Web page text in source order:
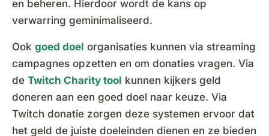
en beheren. Hierdoor wordt de kans op
verwarring geminimaliseerd.
Ook goed doel organisaties kunnen via streaming
campagnes opzetten en om donaties vragen. Via
de Twitch Charity tool kunnen kijkers geld
doneren aan een goed doel naar keuze. Via
Twitch donatie zorgen deze systemen ervoor dat
het geld de juiste doeleinden dienen en ze bieden